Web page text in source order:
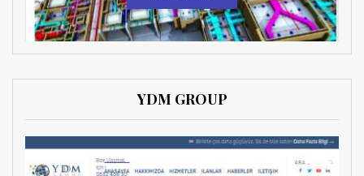
YDM GROUP